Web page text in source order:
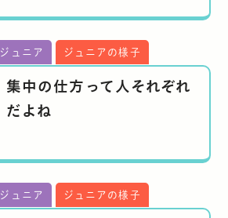
ジュニア ジュニアの様子
集中の仕方って人それぞれ
だよね
ジュニア ジュニアの様子